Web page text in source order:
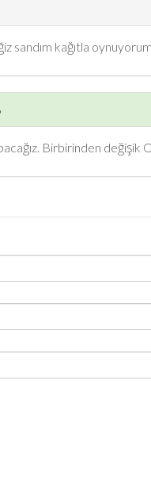
sandım kağıtla
Birbirinden değişik